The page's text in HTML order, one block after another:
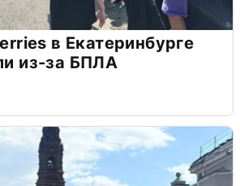
в Екатеринбурге
из-за БПЛА